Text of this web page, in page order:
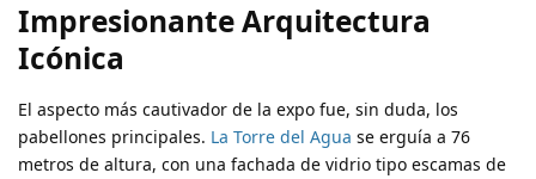
Impresionante Arquitectura
Icónica
El aspecto más cautivador de la expo fue, sin duda, los
pabellones principales. La Torre del Agua se erguía a 76
metros de altura, con una fachada de vidrio tipo escamas de